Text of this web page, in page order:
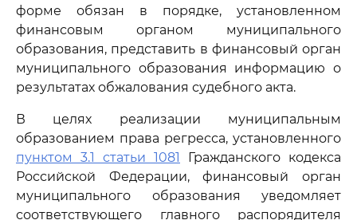
форме обязан в порядке, установленном
финансовым органом муниципального
образования, представить в финансовый орган
муниципального образования информацию о
результатах обжалования судебного акта.
В целях реализации муниципальным
образованием права регресса, установленного
пунктом 3.1 статьи 1081
Гражданского кодекса
Российской Федерации, финансовый орган
муниципального образования уведомляет
соответствующего главного распорядителя